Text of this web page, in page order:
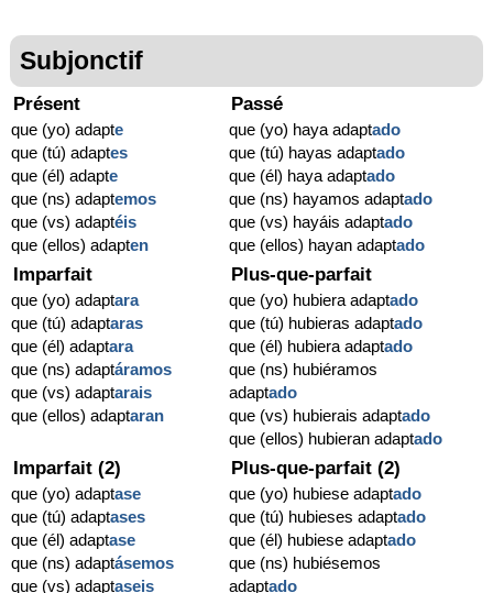
Subjonctif
Présent
que (yo) adapte
que (tú) adaptes
que (él) adapte
que (ns) adaptemos
que (vs) adaptéis
que (ellos) adapten
Passé
que (yo) haya adaptado
que (tú) hayas adaptado
que (él) haya adaptado
que (ns) hayamos adaptado
que (vs) hayáis adaptado
que (ellos) hayan adaptado
Imparfait
que (yo) adaptara
que (tú) adaptaras
que (él) adaptara
que (ns) adaptáramos
que (vs) adaptarais
que (ellos) adaptaran
Plus-que-parfait
que (yo) hubiera adaptado
que (tú) hubieras adaptado
que (él) hubiera adaptado
que (ns) hubiéramos
adaptado
que (vs) hubierais adaptado
que (ellos) hubieran adaptado
Imparfait (2)
que (yo) adaptase
que (tú) adaptases
que (él) adaptase
que (ns) adaptásemos
que (vs) adaptaseis
Plus-que-parfait (2)
que (yo) hubiese adaptado
que (tú) hubieses adaptado
que (él) hubiese adaptado
que (ns) hubiésemos
adaptado